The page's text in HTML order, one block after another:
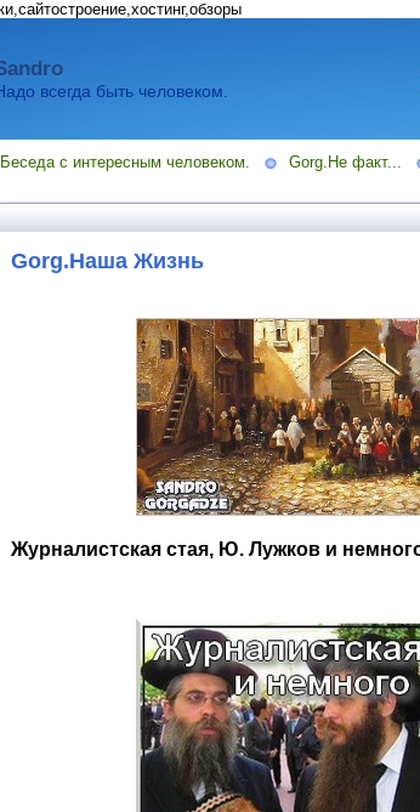
всегда быть человеком.
с интересным человеком. Gorg.Не факт...
Gorg.Наша Жизнь
Журналистская стая, Ю. Лужков и